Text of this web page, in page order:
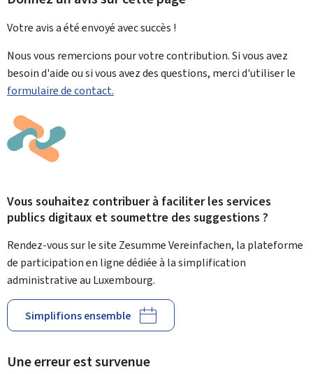
Votre avis a été envoyé avecsuccès !
Nous vous remercions pour votre contribution. Si vous avez
besoin d'aide ou si vous avez des questions, merci d'utiliser le
formulaire de contact.
Vous souhaitez contribuer à faciliter les services
publics digitaux et soumettre des suggestions ?
Rendez-vous sur le site Zesumme Vereinfachen, la plateforme
de participation en ligne dédiée à la simplification
administrative au Luxembourg.
Simplifions ensemble
Une erreur est survenue